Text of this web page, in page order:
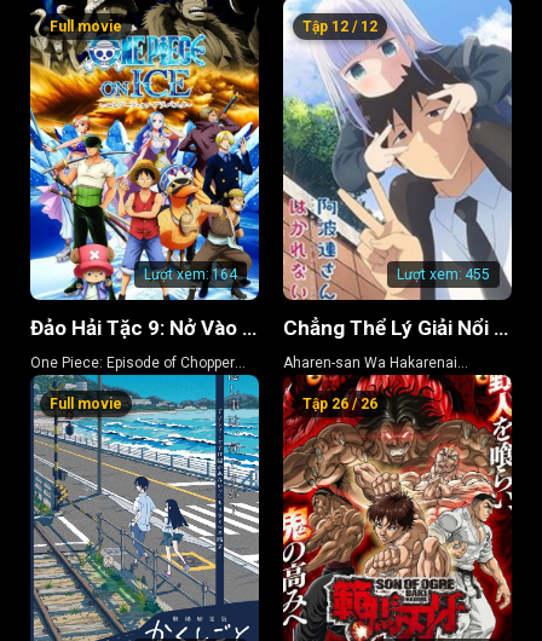
Lượt xem: 164
Full movie
Đảo Hải Tặc 9: Nở Vào Mùa Đông, Hoa Sakura Diệu Kỳ
One Piece: Episode of Chopper
Plus: Bloom in the Winter, Miracle
Cherry Blossom
Lượt xem: 455
Tập 12 / 12
Chẳng Thể Lý Giải Nổi Aharen-san (Phần 2)
Aharen-san Wa Hakarenai
(Season 2)
Full movie Tập 26 / 26